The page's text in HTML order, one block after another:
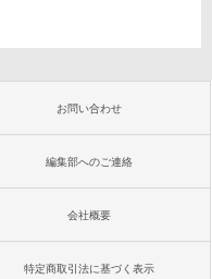
お問い合わせ
編集部へのご連絡
会社概要
特定商取引法に基づく表示